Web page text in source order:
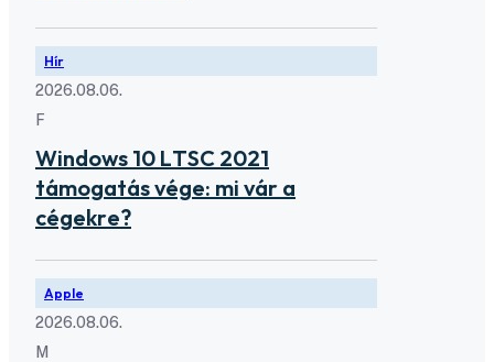
Hír
2026.08.06.
F
Windows 10 LTSC 2021
támogatás vége: mi vár a
cégekre?
Apple
2026.08.06.
M